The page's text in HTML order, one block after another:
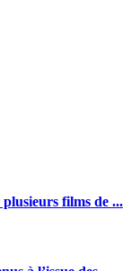
films de ...